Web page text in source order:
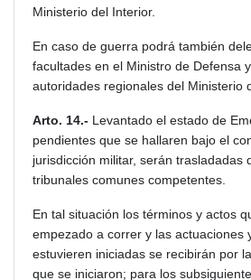
Ministerio del Interior.
En caso de guerra podrá también
facultades en el Ministro de Defensa
autoridades regionales del Ministerio
Arto. 14.- Levantado el estado de
pendientes que se hallaren bajo el
jurisdicción militar, serán trasladadas
tribunales comunes competentes.
En tal situación los términos y actos
empezado a correr y las actuaciones
estuvieren iniciadas se recibirán por
que se iniciaron; para los